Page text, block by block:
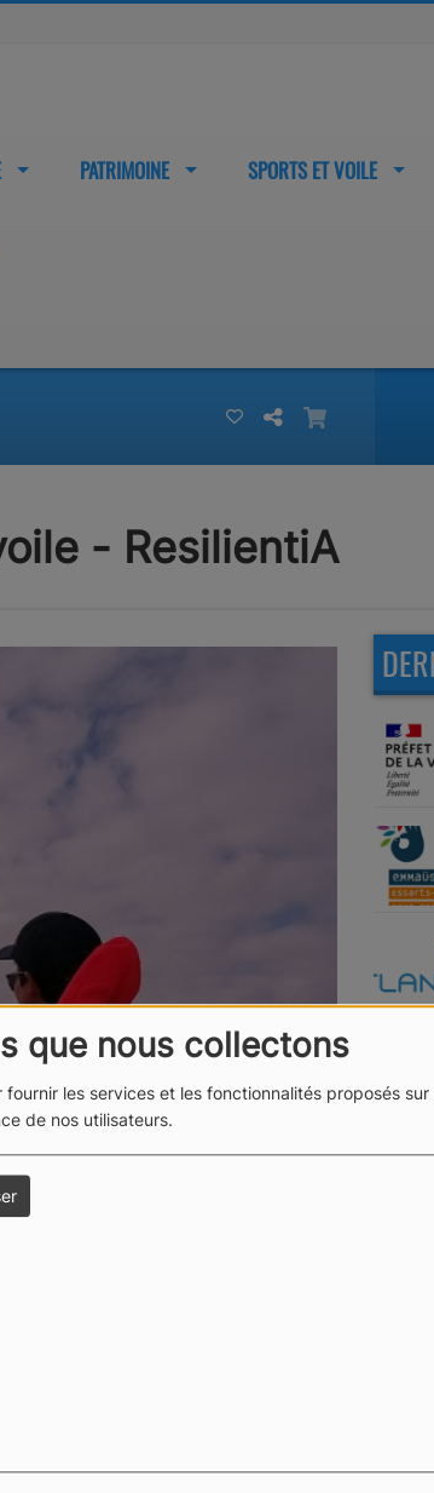
que nous collectons
les services et les fonctionnalités proposés sur
de nos utilisateurs.
PATRIMOINE SPORTS ET VOILE
- ResilientiA